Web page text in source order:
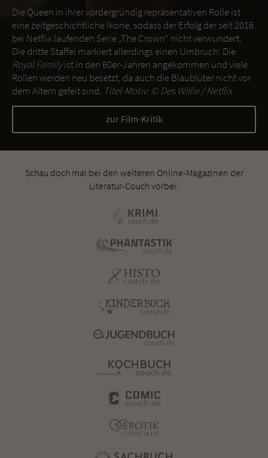
Die Queen in ihrer vordergründig repräsentativen Rolle ist
eine zeitgeschichtliche Ikone, sodass der Erfolg der seit 2016
bei Netflix laufenden Serie „The Crown“ nicht verwundert.
Die dritte Staffel markiert allerdings einen Umbruch: Die
Royal Familyist in den 60er-Jahren angekommen und viele
Rollen werden neu besetzt, da auch die Blaublüter nicht vor
dem Altern gefeit sind. Titel-Motiv: ©Des Willie / Netflix
zur Film-Kritik
Schau doch mal bei den weiteren Online-Magazinen der
Literatur-Couch vorbei: